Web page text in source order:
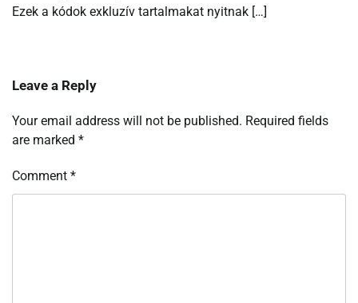
Ezek a kódok exkluzív tartalmakat nyitnak […]
Leave a Reply
Your email address will not be published. Required fields
are marked *
Comment *